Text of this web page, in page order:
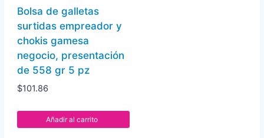
Bolsa de galletas
surtidas empreador y
chokis gamesa
negocio, presentación
de 558 gr 5 pz
$101.86
Añadir al carrito